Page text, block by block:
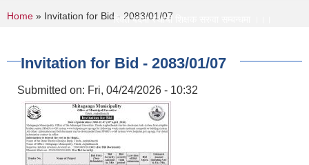
रिक्त पदमा स्थायी शिक्षक सरुवा सम्बन्धमा ।।।
You are here
Home » Invitation for Bid - 2083/01/07
Invitation for Bid - 2083/01/07
Submitted on: Fri, 04/24/2026 - 10:32